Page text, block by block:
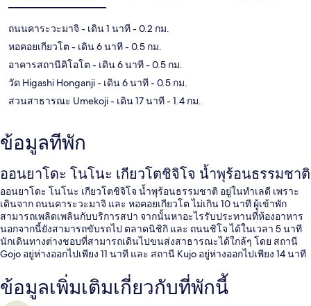
ถนนคาระวะมาจิ - เดิน 1 นาที- 0.2 กม.
หอคอยเกียวโต - เดิน 6 นาที- 0.5 กม.
อาคารสถานีคิโอโต - เดิน 6 นาที- 0.5 กม.
วัด Higashi Honganji- เดิน 6 นาที- 0.5 กม.
สวนสาธารณะ Umekoji- เดิน 17 นาที- 1.4 กม.
ข้อมูลที่พัก
ออนยาโดะ โนโนะ เกียวโตชิจิโจ น้ำพุร้อนธรรมชาติ
ออนยาโดะ โนโนะ เกียวโตชิจิโจ น้ำพุร้อนธรรมชาติ อยู่ในทำเลดี เพราะ
เดินจาก ถนนคาระวะมาจิ และ หอคอยเกียวโต ไม่เกิน 10 นาที ผู้เข้าพัก
สามารถเพลิดเพลินกับบริการสปา จากนั้นหาอะไรรับประทานที่ห้องอาหาร
นอกจากนี้ยังสามารถขับรถไป ตลาดนิชิกิ และ ถนนชิโจ ได้ในเวลา 5 นาที
นักเดินทางต่างชอบที่สามารถเดินไปขนส่งสาธารณะได้ใกล้ๆ โดย สถานี
Gojo อยู่ห่างออกไปเพียง 11 นาที และ สถานี Kujo อยู่ห่างออกไปเพียง 14 นาที
ข้อมูลเพิ่มเติมเกี่ยวกับที่พักนี้